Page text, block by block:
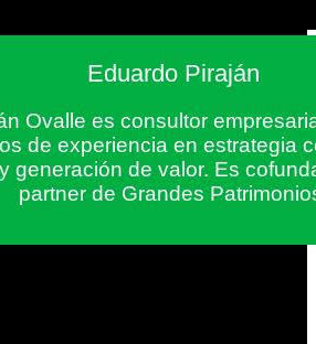
Eduardo Piraján
Ovalle es consultor
de experiencia en estrategia
generación de valor. Es
partner de Grandes